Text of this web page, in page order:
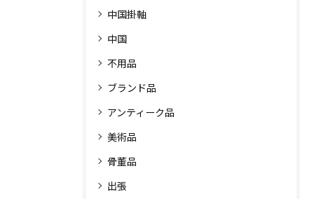
中国掛軸
中国
不用品
ブランド品
アンティーク品
美術品
骨董品
出張